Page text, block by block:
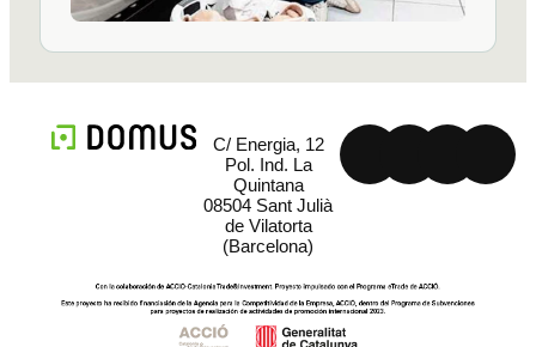
C/ Energia, 12
Pol. Ind. La
Quintana
08504 Sant Julià
de Vilatorta
(Barcelona)